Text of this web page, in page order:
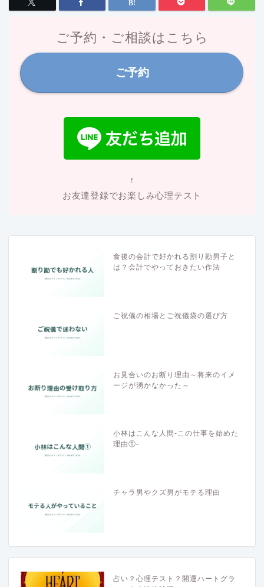
ご予約・ご相談はこちら
ご予約
↑
お友達登録でお楽しみ心理テスト
食後の会計で好かれる割り勘男子と
は？会計でやっておきたい作法
ご祝儀の相場とご祝儀袋の選び方
お見合いのお断り理由～将来のイメ
ージが湧かなかった～
小林はこんな人間-この仕事を始めた
理由①-
チャラ男やクズ男がモテる理由
占い？心理テスト？開運ハートグラ